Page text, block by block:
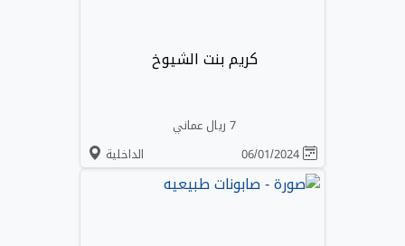
كريم بنت الشيوخ
7 ريال عماني
الداخلية